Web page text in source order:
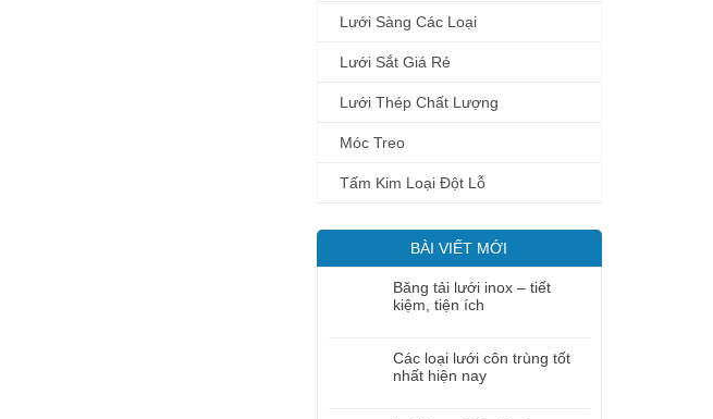
Lưới Sàng Các Loại
Lưới Sắt Giá Rẻ
Lưới Thép Chất Lượng
Móc Treo
Tấm Kim Loại Đột Lỗ
BÀI VIẾT MỚI
Băng tải lưới inox – tiết
kiệm, tiện ích
Các loại lưới côn trùng tốt
nhất hiện nay